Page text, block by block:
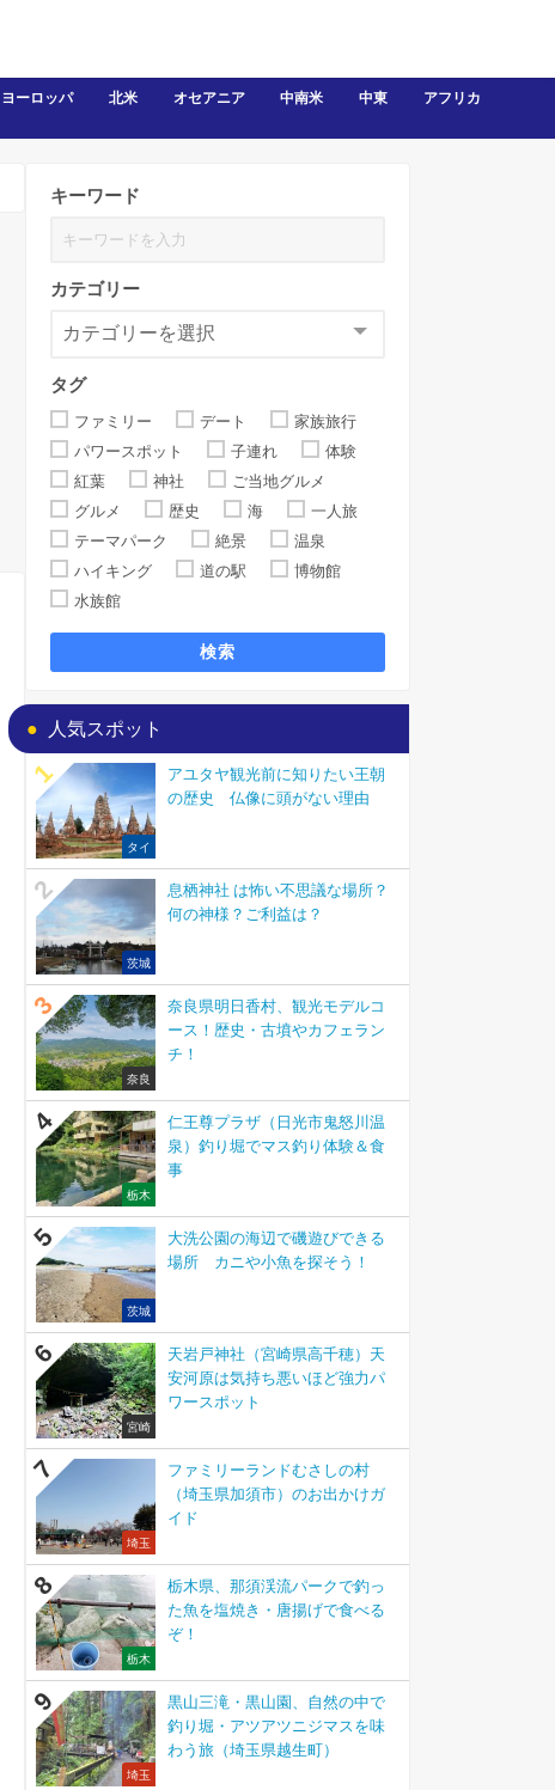
ヨーロッパ 北米 オセアニア 中南米 中東 アフリカ
キーワード
カテゴリー
タグ
ファミリー デート
家族旅行
パワースポット
子連れ
体験
紅葉
神社
ご当地グルメ
グルメ
歴史 海
一人旅
テーマパーク
絶景
温泉
ハイキング
道の駅
博物館
水族館
検索
人気スポット
タイ
アユタヤ観光前に知りたい王朝
の歴史 仏像に頭がない理由
茨城
息栖神社 は怖い不思議な場所？
何の神様？ご利益は？
奈良
奈良県明日香村、観光モデルコ
ース！歴史・古墳やカフェラン
チ！
栃木
仁王尊プラザ（日光市鬼怒川温
泉）釣り堀でマス釣り体験＆食
事
茨城
大洗公園の海辺で磯遊びできる
場所 カニや小魚を探そう！
宮崎
天岩戸神社（宮崎県高千穂）天
安河原は気持ち悪いほど強力パ
ワースポット
埼玉
ファミリーランドむさしの村
（埼玉県加須市）のお出かけガ
イド
栃木
栃木県、那須渓流パークで釣っ
た魚を塩焼き・唐揚げで食べる
ぞ！
埼玉
黒山三滝・黒山園、自然の中で
釣り堀・アツアツニジマスを味
わう旅（埼玉県越生町）